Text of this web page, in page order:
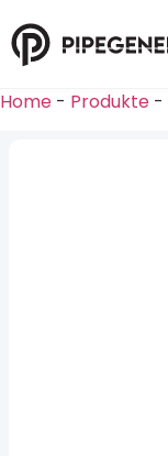
Home - Produkte -